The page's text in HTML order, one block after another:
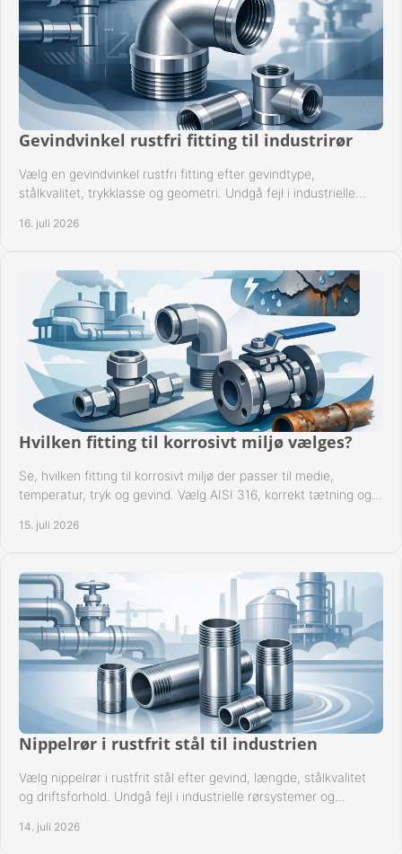
Gevindvinkel rustfri fitting til industrirør
Vælg en gevindvinkel rustfri fitting efter gevindtype,
stålkvalitet, trykklasse og geometri. Undgå fejl i industrielle
16. juli 2026
Hvilken fitting til korrosivt miljø vælges?
Se, hvilken fitting til korrosivt miljø der passer til medie,
temperatur, tryk og gevind. Vælg AISI 316, korrekt tætning og
15. juli 2026
Nippelrør i rustfrit stål til industrien
Vælg nippelrør i rustfrit stål efter gevind, længde, stålkvalitet
og driftsforhold. Undgå fejl i industrielle rørsystemer og
14. juli 2026